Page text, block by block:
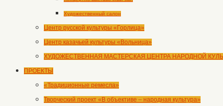
Художественный салон
Центр русской культуры «Горлица»
Центр казачьей культуры «Вольница»
ХУДОЖЕСТВЕННАЯ МАСТЕРСКАЯ ЦЕНТРА НАРОДНОЙ
ПРОЕКТЫ
«Традиционные ремесла»
Творческий проект «В объективе – народная культура»